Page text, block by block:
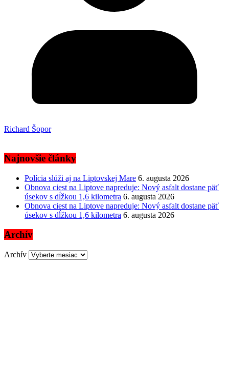
Richard Šopor
Najnovšie články
Polícia slúži aj na Liptovskej Mare 6. augusta 2026
Obnova ciest na Liptove napreduje: Nový asfalt dostane päť
úsekov s dĺžkou 1,6 kilometra 6. augusta 2026
Obnova ciest na Liptove napreduje: Nový asfalt dostane päť
úsekov s dĺžkou 1,6 kilometra 6. augusta 2026
Archív
Archív